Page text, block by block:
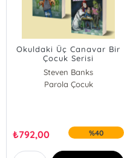
Okuldaki Üç Canavar Bir
Çocuk Serisi
Steven Banks
Parola Çocuk
₺792,00 %40